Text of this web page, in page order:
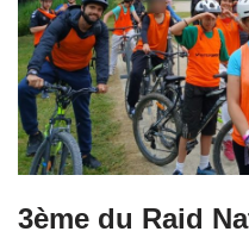
3ème du Raid